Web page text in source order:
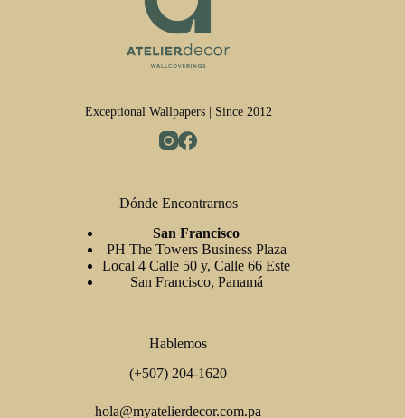
Exceptional Wallpapers | Since 2012
Dónde Encontrarnos
San Francisco
PH The Towers Business Plaza
Local 4 Calle 50 y, Calle 66 Este
San Francisco, Panamá
Hablemos
(+507) 204-1620
hola@myatelierdecor.com.pa